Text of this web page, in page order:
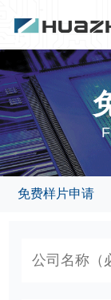
免费样片申请